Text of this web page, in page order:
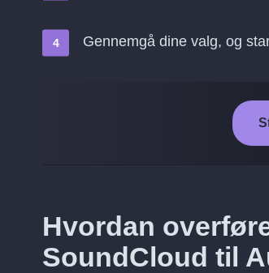
Gennemgå dine valg, og
Hvordan
SoundCloud til